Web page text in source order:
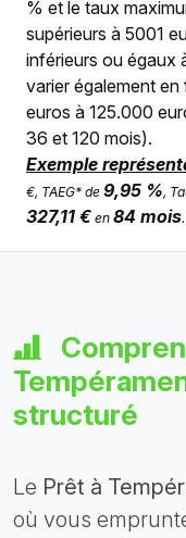
% et le taux
supérieurs à 5001
inférieurs ou égaux
varier également
euros à 125.000
36 et 120 mois).
Exemple
€, TAEG* de 9,95 %,
327,11 € en 84 mois
structuré
Le Prêt à
où vous